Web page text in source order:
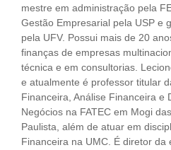
mestre em administração pela
Gestão Empresarial pela USP e
pela UFV. Possui mais de 20
finanças de empresas
técnica e em consultorias.
e atualmente é professor titular
Financeira, Análise Financeira e
Negócios na FATEC em Mogi
Paulista, além de atuar em
Financeira na UMC. É diretor da